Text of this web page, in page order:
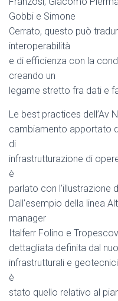
Gobbi e Simone
Cerrato, questo può
interoperabilità
e di efficienza con la
creando un
legame stretto fra dati e
Le best practices dell’Av
cambiamento apportato
di
infrastrutturazione di
è
parlato con l’illustrazione
Dall’esempio della linea
manager
Italferr Folino e
dettagliata definita dal
infrastrutturali e
è
stato quello relativo al